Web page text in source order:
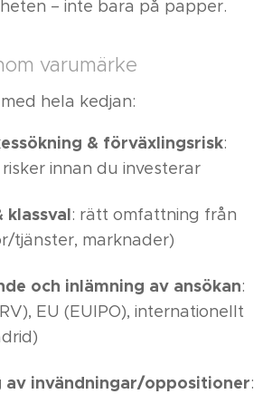
– inte bara på papper.
varumärke
hela kedjan:
& förväxlingsrisk:
innan du investerar
klassval: rätt omfattning från
tjänster, marknader)
och inlämning av ansökan:
EU (EUIPO), internationellt
av invändningar/oppositioner: